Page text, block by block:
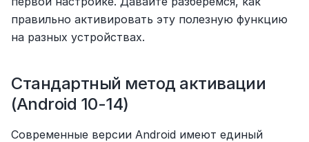
правильно активировать эту полезную функцию
на разных устройствах.
Стандартный метод активации
(Android 10-14)
Современные версии Android имеют единый